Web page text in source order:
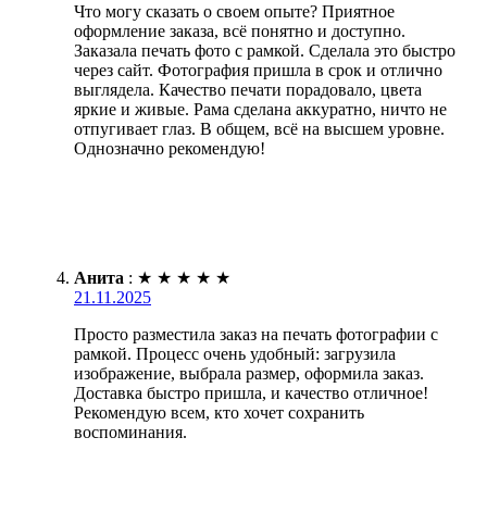
Что могу сказать о своем опыте? Приятное
оформление заказа, всё понятно и доступно.
Заказала печать фото с рамкой. Сделала это быстро
через сайт. Фотография пришла в срок и отлично
выглядела. Качество печати порадовало, цвета
яркие и живые. Рама сделана аккуратно, ничто не
отпугивает глаз. В общем, всё на высшем уровне.
Однозначно рекомендую!
Анита : ★ ★ ★ ★ ★
21.11.2025
Просто разместила заказ на печать фотографии с
рамкой. Процесс очень удобный: загрузила
изображение, выбрала размер, оформила заказ.
Доставка быстро пришла, и качество отличное!
Рекомендую всем, кто хочет сохранить
воспоминания.